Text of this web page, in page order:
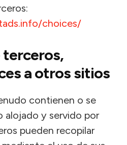
choices/
a otros sitios
contienen o se
alojado y servido por
pueden recopilar